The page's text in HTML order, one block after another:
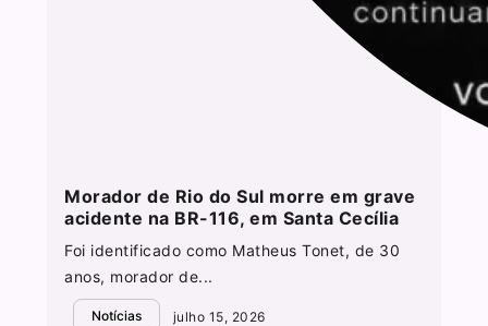
Morador de Rio do Sul morre em grave
acidente na BR-116, em Santa Cecília
Foi identificado como Matheus Tonet, de 30
anos, morador de...
Notícias julho 15, 2026